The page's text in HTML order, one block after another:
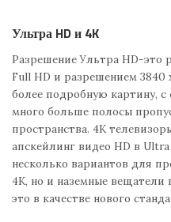
Ультра HD и 4K
Разрешение Ультра HD-это
Full HD и разрешением 3840
более подробную картину,
много больше полосы
пространства. 4К
апскейлинг видео HD в
несколько вариантов для
4K, но и наземные
это в качестве нового